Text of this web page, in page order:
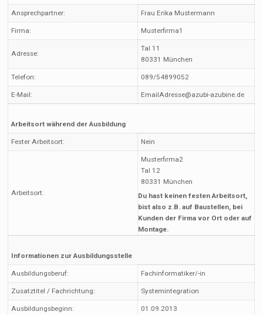
Ansprechpartner: Frau Erika Mustermann
Firma: Musterfirma1
Adresse:
Tal 11
80331 München
Telefon: 089/54899052
E-Mail: EmailAdresse@azubi-azubine.de
Arbeitsort während der Ausbildung
Fester Arbeitsort: Nein
Arbeitsort:
Musterfirma2
Tal 12
80331 München
Du hast keinen festen Arbeitsort,
bist also z.B. auf Baustellen, bei
Kunden der Firma vor Ort oder auf
Montage.
Informationen zur Ausbildungsstelle
Ausbildungsberuf: Fachinformatiker/-in
Zusatztitel / Fachrichtung: Systemintegration
Ausbildungsbeginn: 01.09.2013